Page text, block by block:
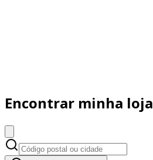
Encontrar minha loja